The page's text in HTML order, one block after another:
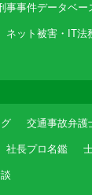
事事件データベー
ネット被害・IT法
交通事故弁護
社長プロ名鑑